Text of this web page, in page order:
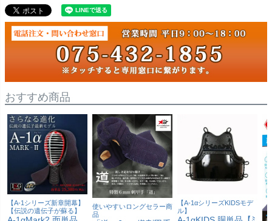
おすすめ商品
【A-1シリーズ新章開幕】
【伝説の遺伝子が蘇る】
使いやすいロングセラー商
品
【A-1αシリーズKIDSモデ
ル】